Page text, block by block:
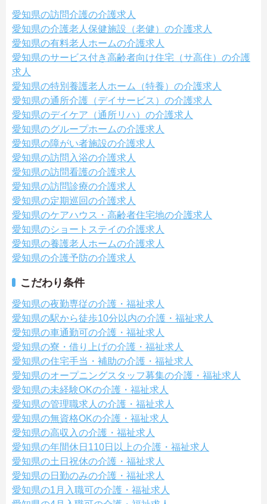
愛知県の訪問介護の介護求人
愛知県の介護老人保健施設（老健）の介護求人
愛知県の有料老人ホームの介護求人
愛知県のサービス付き高齢者向け住宅（サ高住）の介護
求人
愛知県の特別養護老人ホーム（特養）の介護求人
愛知県の通所介護（デイサービス）の介護求人
愛知県のデイケア（通所リハ）の介護求人
愛知県のグループホームの介護求人
愛知県の障がい者施設の介護求人
愛知県の訪問入浴の介護求人
愛知県の訪問看護の介護求人
愛知県の訪問診療の介護求人
愛知県の定期巡回の介護求人
愛知県のケアハウス・高齢者住宅地の介護求人
愛知県のショートステイの介護求人
愛知県の養護老人ホームの介護求人
愛知県の介護予防の介護求人
こだわり条件
愛知県の夜勤専従の介護・福祉求人
愛知県の駅から徒歩10分以内の介護・福祉求人
愛知県の車通勤可の介護・福祉求人
愛知県の寮・借り上げの介護・福祉求人
愛知県の住宅手当・補助の介護・福祉求人
愛知県のオープニングスタッフ募集の介護・福祉求人
愛知県の未経験OKの介護・福祉求人
愛知県の管理職求人の介護・福祉求人
愛知県の無資格OKの介護・福祉求人
愛知県の高収入の介護・福祉求人
愛知県の年間休日110日以上の介護・福祉求人
愛知県の土日祝休の介護・福祉求人
愛知県の日勤のみの介護・福祉求人
愛知県の1月入職可の介護・福祉求人